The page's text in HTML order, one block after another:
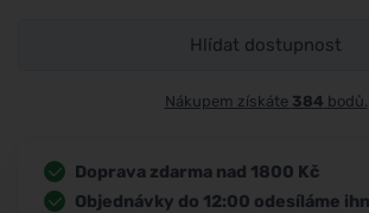
Hlídat dostupnost
Nákupem získáte 384 bodů.
Doprava zdarma nad 1800 Kč
Objednávky do 12:00 odesíláme